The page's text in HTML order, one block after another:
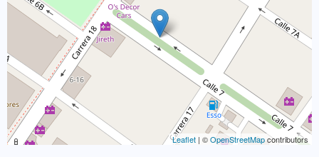
Leaflet | ©OpenStreetMapcontributors